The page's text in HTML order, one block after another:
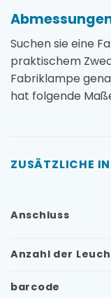
Suchen sie eine
praktischem
Fabriklampe
hat folgende
ZUSÄTZLICHE
Anschluss
Anzahl der
barcode